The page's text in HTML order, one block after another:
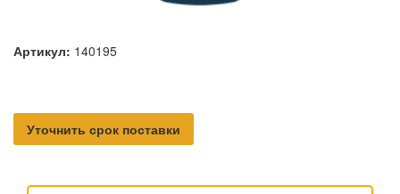
Артикул: 140195
Уточнить срок поставки